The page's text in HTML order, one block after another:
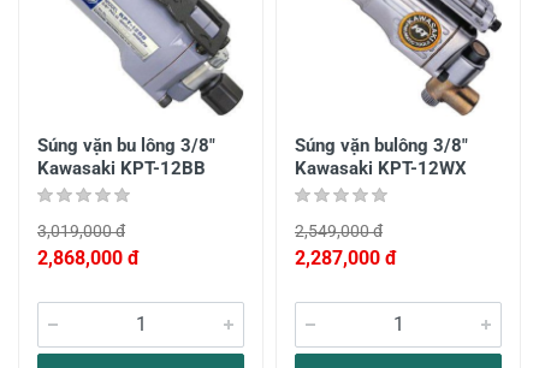
Súng vặn bu lông 3/8"
Kawasaki KPT-12BB
3,019,000 đ
2,868,000 đ
Súng vặn bulông 3/8"
Kawasaki KPT-12WX
2,549,000 đ
2,287,000 đ